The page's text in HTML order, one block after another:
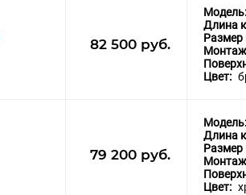
82 500 руб.
Модель:
Длина
Размер
Цвет:
79 200 руб.
Модель:
Длина
Размер
Цвет: